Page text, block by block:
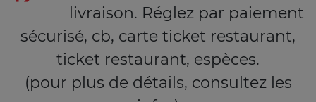
livraison. Réglez par paiement
sécurisé, cb, carte ticket restaurant,
ticket restaurant, espèces.
(pour plus de détails, consultez les